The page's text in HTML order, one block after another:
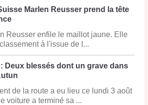
Marlen Reusser prend la tête
Reusser enfile le maillot jaune. Elle
à l'issue de l...
Deux blessés dont un grave dans
de la route a eu lieu ce lundi 3 août
voiture a terminé sa ...